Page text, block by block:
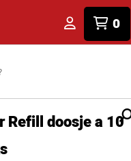
0
Refill doosje a 10